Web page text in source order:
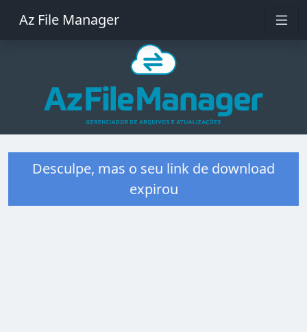
Az File Manager
Desculpe, mas o seu link de download
expirou